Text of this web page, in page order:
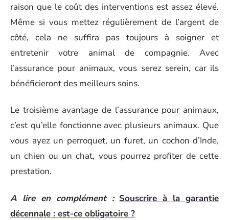
raison que le coût des interventions est assez élevé.
Même si vous mettez régulièrement de l’argent de
côté, cela ne suffira pas toujours à soigner et
entretenir votre animal de compagnie. Avec
l’assurance pour animaux, vous serez serein, car ils
bénéficieront des meilleurs soins.
Le troisième avantage de l’assurance pour animaux,
c’est qu’elle fonctionne avec plusieurs animaux. Que
vous ayez un perroquet, un furet, un cochon d’Inde,
un chien ou un chat, vous pourrez profiter de cette
prestation.
A lire en complément : Souscrire à la garantie
décennale : est-ce obligatoire ?